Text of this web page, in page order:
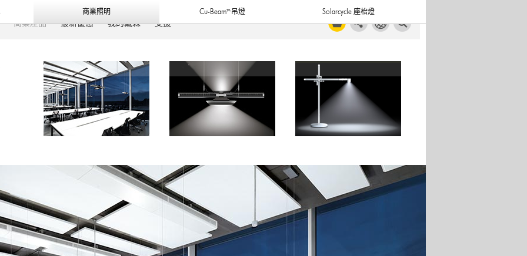
商業產品 最新優惠 我的戴森 支援
商業照明 Cu-Beam™吊燈 Solarcycle 座枱燈